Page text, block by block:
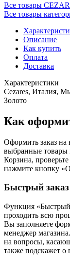
Все товары
Все товары
Описание
Как купить
Оплата
Доставка
Характеристики
Cezares, Италия,
Золото
Как
Оформить заказ на
выбранные товары
Корзина,
нажмите кнопку
Быстрый заказ
Функция «Быстрый
проходить всю
Вы заполняете
менеджер
на вопросы,
также подскажет о